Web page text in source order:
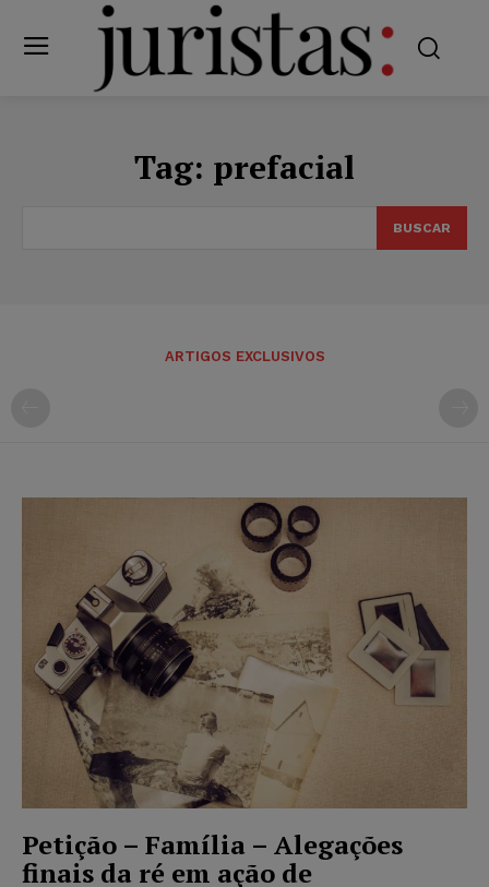
Tag: prefacial
BUSCAR
ARTIGOS EXCLUSIVOS
Petição – Família – Alegações
finais da ré em ação de